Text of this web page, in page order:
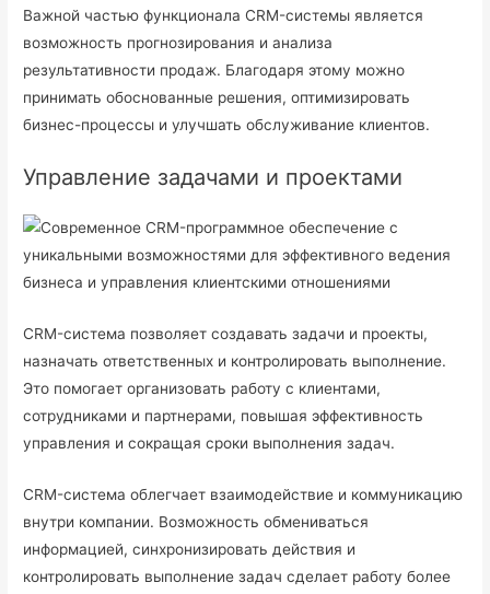
Важной частью функционала CRM-системы является
возможность прогнозирования и анализа
результативности продаж. Благодаря этому можно
принимать обоснованные решения, оптимизировать
бизнес-процессы и улучшать обслуживание клиентов.
Управление задачами и проектами
CRM-система позволяет создавать задачи и проекты,
назначать ответственных и контролировать выполнение.
Это помогает организовать работу с клиентами,
сотрудниками и партнерами, повышая эффективность
управления и сокращая сроки выполнения задач.
CRM-система облегчает взаимодействие и коммуникацию
внутри компании. Возможность обмениваться
информацией, синхронизировать действия и
контролировать выполнение задач сделает работу более